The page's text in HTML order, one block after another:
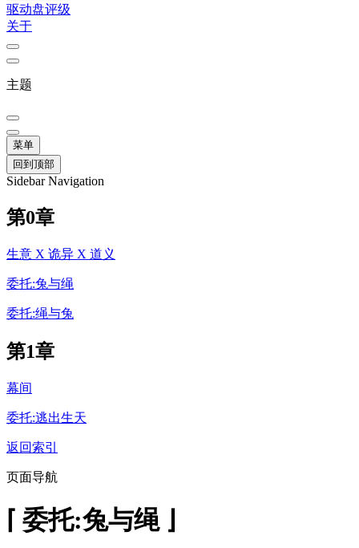
驱动盘评级
关于
主题
菜单
回到顶部
Sidebar Navigation
第0章
生意 X 诡异 X 道义
委托:兔与绳
委托:绳与兔
第1章
幕间
委托:逃出生天
返回索引
页面导航
⌈ 委托:兔与绳 ⌋